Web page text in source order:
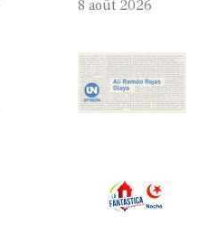
8 août 2026